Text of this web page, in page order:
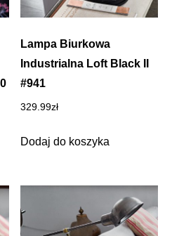
Lampa Biurkowa
Industrialna Loft Black II
#941
329.99zł
Dodaj do koszyka